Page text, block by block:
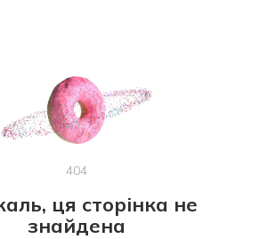
404
ця сторінка не
знайдена